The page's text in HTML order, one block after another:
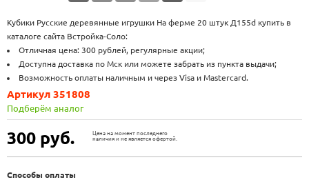
Кубики Русские деревянные игрушки На ферме 20 штук Д155d купить в
каталоге сайта Встройка-Соло:
Отличная цена: 300 рублей, регулярные акции;
Доступна доставка по Мск или можете забрать из пункта выдачи;
Возможность оплаты наличным и через Visa и Mastercard.
300 руб.
Цена на момент последнего
наличия и не является офертой.
Артикул 351808
Подберём аналог
Способы оплаты